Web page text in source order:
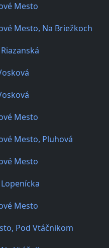
Mesto
Mesto, Na Briežkoch
Mesto
Mesto, Pluhová
Mesto
Mesto
Pod Vtáčnikom